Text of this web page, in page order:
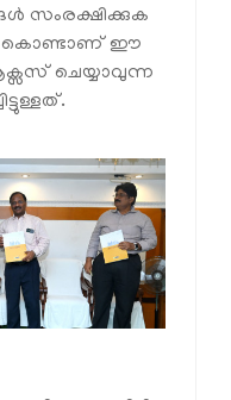
സംരക്ഷിക്കുക
കൊണ്ടാണ് ഈ
ചെയ്യാവുന്ന